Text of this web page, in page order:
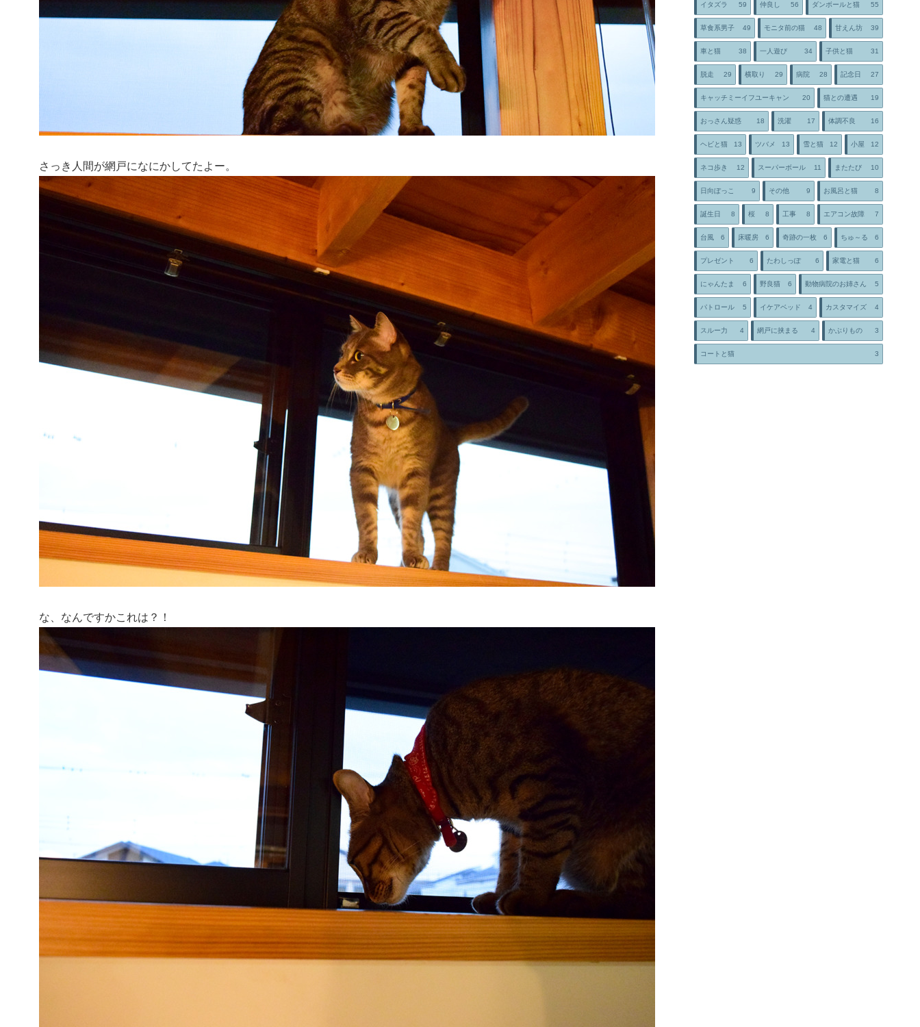
さっき人間が網戸になにかしてたよー。
な、なんですかこれは？！
イタズラ 59 仲良し 56 ダンボールと猫 55
草食系男子 49 モニタ前の猫 48 甘えん坊 39
車と猫 38 一人遊び 34 子供と猫 31
脱走 29 横取り 29 病院 28 記念日 27
キャッチミーイフユーキャン 20 猫との遭遇 19
おっさん疑惑 18 洗濯 17 体調不良 16
ヘビと猫 13 ツバメ 13 雪と猫 12 小屋 12
ネコ歩き 12 スーパーボール 11 またたび 10
日向ぼっこ 9 その他 9 お風呂と猫 8
誕生日 8 桜 8 工事 8 エアコン故障 7
台風 6 床暖房 6 奇跡の一枚 6 ちゅ～る 6
プレゼント 6 たわしっぽ 6 家電と猫 6
にゃんたま 6 野良猫 6 動物病院のお姉さん 5
パトロール 5 イケアベッド 4 カスタマイズ 4
スルー力 4 網戸に挟まる 4 かぶりもの 3
コートと猫 3